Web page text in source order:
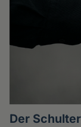
Der